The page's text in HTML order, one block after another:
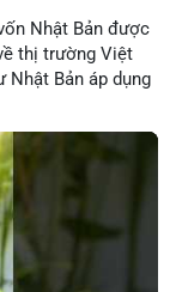
Nhật Bản được
thị trường Việt
Nhật Bản áp dụng
dịch tài chính.
cho Việt Nam mà
phương khi các
Các yếu tố
đầu tư ESG, và
lưu lượng vốn
vai trò của thông